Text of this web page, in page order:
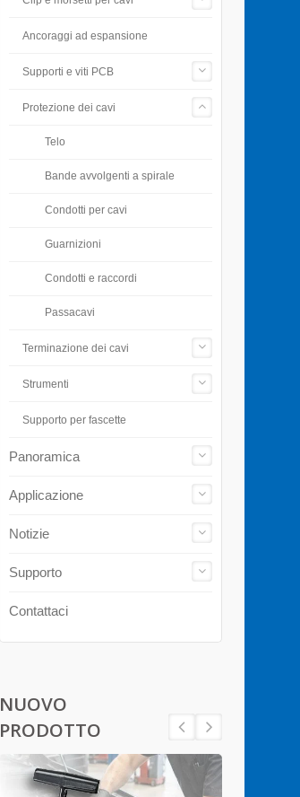
Ancoraggi ad espansione
Supporti e viti PCB
Protezione dei cavi
Telo
Bande avvolgenti a spirale
Condotti per cavi
Guarnizioni
Condotti e raccordi
Passacavi
Terminazione dei cavi
Strumenti
Supporto per fascette
Panoramica
Applicazione
Notizie
Supporto
Contattaci
NUOVO
PRODOTTO